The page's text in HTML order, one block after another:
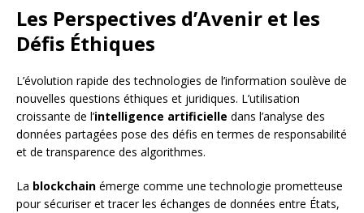
Les Perspectives d’Avenir et les
Défis Éthiques
L’évolution rapide des technologies de l’information soulève de
nouvelles questions éthiques et juridiques. L’utilisation
croissante de l’intelligence artificielle dans l’analyse des
données partagées pose des défis en termes de responsabilité
et de transparence des algorithmes.
La blockchain émerge comme une technologie prometteuse
pour sécuriser et tracer les échanges de données entre États,